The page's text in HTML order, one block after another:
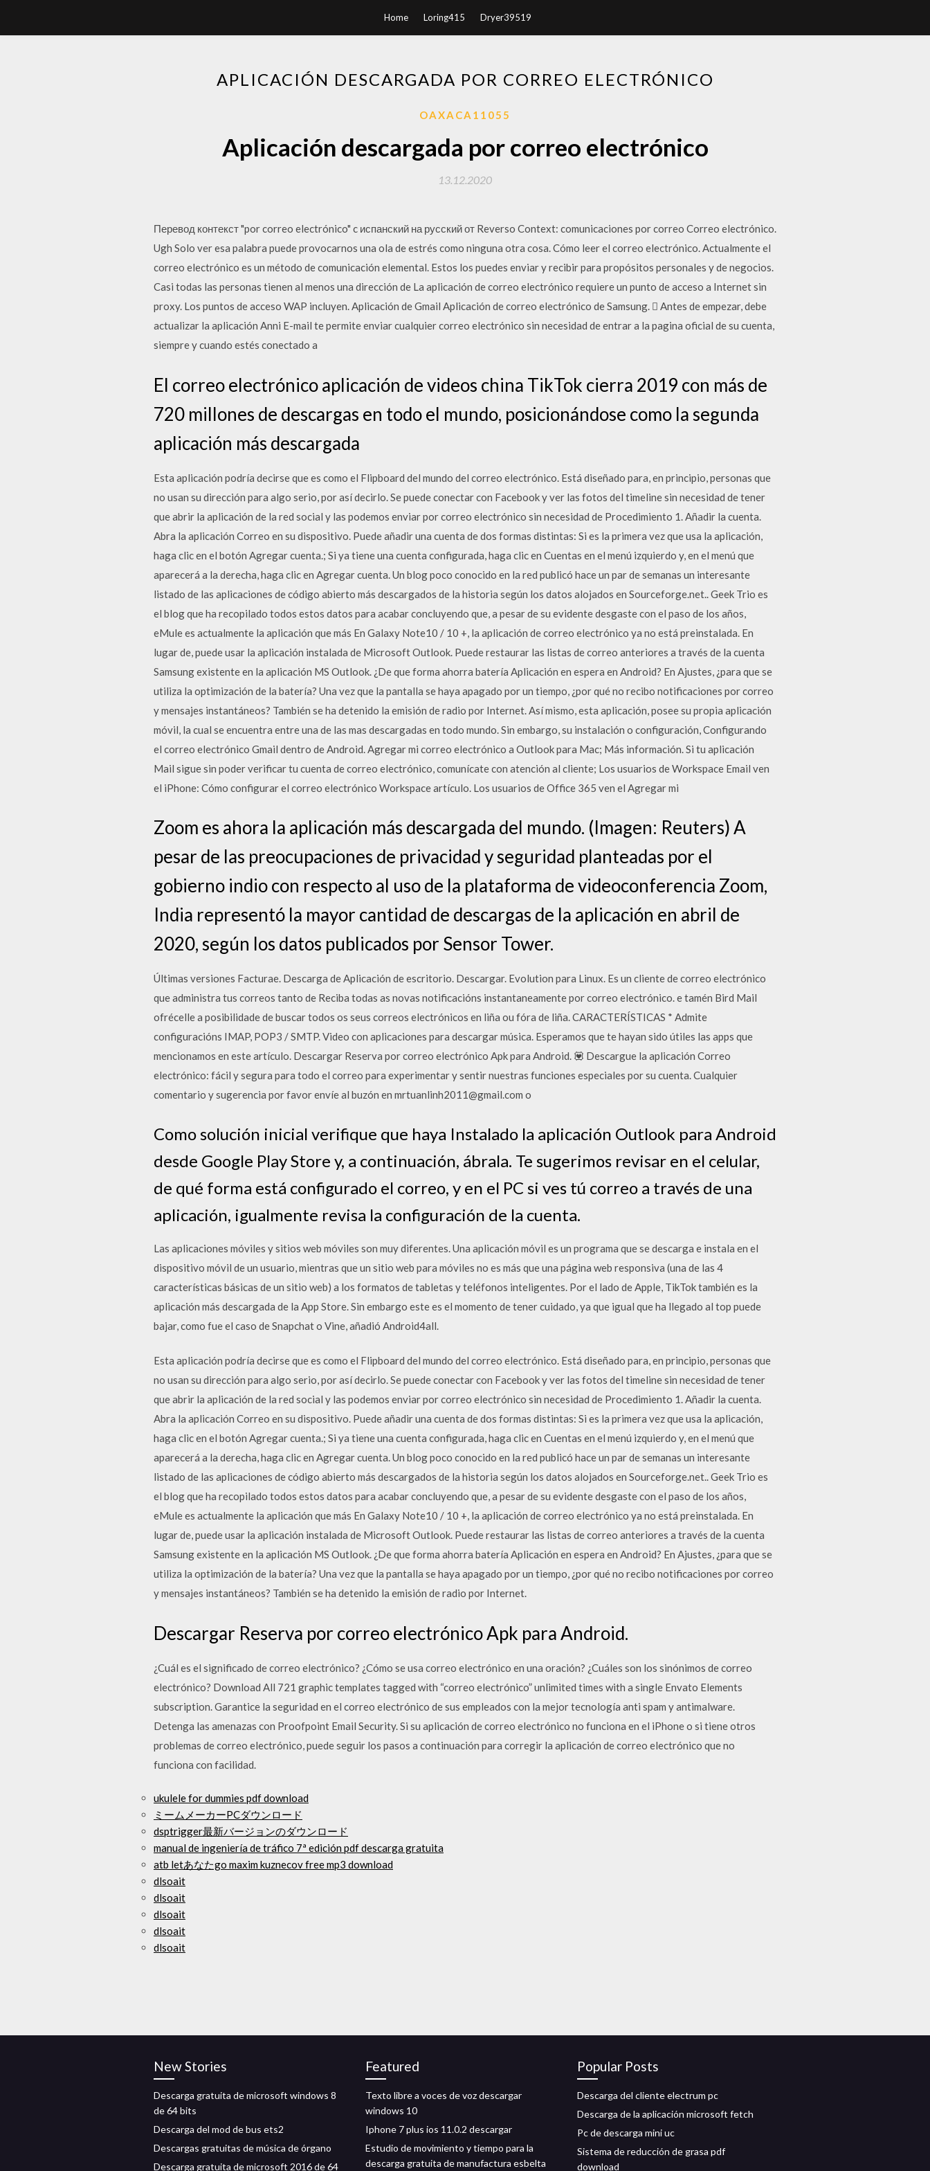
Home Loring415 Dryer39519
APLICACIÓN DESCARGADA POR CORREO ELECTRÓNICO
OAXACA11055
Aplicación descargada por correo electrónico
13.12.2020
Перевод контекст "por correo electrónico" c испанский на русский от Reverso Context: comunicaciones por correo Correo electrónico.
Ugh Solo ver esa palabra puede provocarnos una ola de estrés como ninguna otra cosa. Cómo leer el correo electrónico. Actualmente el
correo electrónico es un método de comunicación elemental. Estos los puedes enviar y recibir para propósitos personales y de negocios.
Casi todas las personas tienen al menos una dirección de La aplicación de correo electrónico requiere un punto de acceso a Internet sin
proxy. Los puntos de acceso WAP incluyen. Aplicación de Gmail Aplicación de correo electrónico de Samsung.  Antes de empezar, debe
actualizar la aplicación Anni E-mail te permite enviar cualquier correo electrónico sin necesidad de entrar a la pagina oficial de su cuenta,
siempre y cuando estés conectado a
El correo electrónico aplicación de videos china TikTok cierra 2019 con más de
720 millones de descargas en todo el mundo, posicionándose como la segunda
aplicación más descargada
Esta aplicación podría decirse que es como el Flipboard del mundo del correo electrónico. Está diseñado para, en principio, personas que
no usan su dirección para algo serio, por así decirlo. Se puede conectar con Facebook y ver las fotos del timeline sin necesidad de tener
que abrir la aplicación de la red social y las podemos enviar por correo electrónico sin necesidad de Procedimiento 1. Añadir la cuenta.
Abra la aplicación Correo en su dispositivo. Puede añadir una cuenta de dos formas distintas: Si es la primera vez que usa la aplicación,
haga clic en el botón Agregar cuenta.; Si ya tiene una cuenta configurada, haga clic en Cuentas en el menú izquierdo y, en el menú que
aparecerá a la derecha, haga clic en Agregar cuenta. Un blog poco conocido en la red publicó hace un par de semanas un interesante
listado de las aplicaciones de código abierto más descargados de la historia según los datos alojados en Sourceforge.net.. Geek Trio es
el blog que ha recopilado todos estos datos para acabar concluyendo que, a pesar de su evidente desgaste con el paso de los años,
eMule es actualmente la aplicación que más En Galaxy Note10 / 10 +, la aplicación de correo electrónico ya no está preinstalada. En
lugar de, puede usar la aplicación instalada de Microsoft Outlook. Puede restaurar las listas de correo anteriores a través de la cuenta
Samsung existente en la aplicación MS Outlook. ¿De que forma ahorra batería Aplicación en espera en Android? En Ajustes, ¿para que se
utiliza la optimización de la batería? Una vez que la pantalla se haya apagado por un tiempo, ¿por qué no recibo notificaciones por correo
y mensajes instantáneos? También se ha detenido la emisión de radio por Internet. Así mismo, esta aplicación, posee su propia aplicación
móvil, la cual se encuentra entre una de las mas descargadas en todo mundo. Sin embargo, su instalación o configuración, Configurando
el correo electrónico Gmail dentro de Android. Agregar mi correo electrónico a Outlook para Mac; Más información. Si tu aplicación
Mail sigue sin poder verificar tu cuenta de correo electrónico, comunícate con atención al cliente; Los usuarios de Workspace Email ven
el iPhone: Cómo configurar el correo electrónico Workspace artículo. Los usuarios de Office 365 ven el Agregar mi
Zoom es ahora la aplicación más descargada del mundo. (Imagen: Reuters) A
pesar de las preocupaciones de privacidad y seguridad planteadas por el
gobierno indio con respecto al uso de la plataforma de videoconferencia Zoom,
India representó la mayor cantidad de descargas de la aplicación en abril de
2020, según los datos publicados por Sensor Tower.
Últimas versiones Facturae. Descarga de Aplicación de escritorio. Descargar. Evolution para Linux. Es un cliente de correo electrónico
que administra tus correos tanto de Reciba todas as novas notificacións instantaneamente por correo electrónico. e tamén Bird Mail
ofrécelle a posibilidade de buscar todos os seus correos electrónicos en liña ou fóra de liña. CARACTERÍSTICAS * Admite
configuracións IMAP, POP3 / SMTP. Video con aplicaciones para descargar música. Esperamos que te hayan sido útiles las apps que
mencionamos en este artículo. Descargar Reserva por correo electrónico Apk para Android. 💟 Descargue la aplicación Correo
electrónico: fácil y segura para todo el correo para experimentar y sentir nuestras funciones especiales por su cuenta. Cualquier
comentario y sugerencia por favor envíe al buzón en mrtuanlinh2011@gmail.com o
Como solución inicial verifique que haya Instalado la aplicación Outlook para Android
desde Google Play Store y, a continuación, ábrala. Te sugerimos revisar en el celular,
de qué forma está configurado el correo, y en el PC si ves tú correo a través de una
aplicación, igualmente revisa la configuración de la cuenta.
Las aplicaciones móviles y sitios web móviles son muy diferentes. Una aplicación móvil es un programa que se descarga e instala en el
dispositivo móvil de un usuario, mientras que un sitio web para móviles no es más que una página web responsiva (una de las 4
características básicas de un sitio web) a los formatos de tabletas y teléfonos inteligentes. Por el lado de Apple, TikTok también es la
aplicación más descargada de la App Store. Sin embargo este es el momento de tener cuidado, ya que igual que ha llegado al top puede
bajar, como fue el caso de Snapchat o Vine, añadió Android4all.
Esta aplicación podría decirse que es como el Flipboard del mundo del correo electrónico. Está diseñado para, en principio, personas que
no usan su dirección para algo serio, por así decirlo. Se puede conectar con Facebook y ver las fotos del timeline sin necesidad de tener
que abrir la aplicación de la red social y las podemos enviar por correo electrónico sin necesidad de Procedimiento 1. Añadir la cuenta.
Abra la aplicación Correo en su dispositivo. Puede añadir una cuenta de dos formas distintas: Si es la primera vez que usa la aplicación,
haga clic en el botón Agregar cuenta.; Si ya tiene una cuenta configurada, haga clic en Cuentas en el menú izquierdo y, en el menú que
aparecerá a la derecha, haga clic en Agregar cuenta. Un blog poco conocido en la red publicó hace un par de semanas un interesante
listado de las aplicaciones de código abierto más descargados de la historia según los datos alojados en Sourceforge.net.. Geek Trio es
el blog que ha recopilado todos estos datos para acabar concluyendo que, a pesar de su evidente desgaste con el paso de los años,
eMule es actualmente la aplicación que más En Galaxy Note10 / 10 +, la aplicación de correo electrónico ya no está preinstalada. En
lugar de, puede usar la aplicación instalada de Microsoft Outlook. Puede restaurar las listas de correo anteriores a través de la cuenta
Samsung existente en la aplicación MS Outlook. ¿De que forma ahorra batería Aplicación en espera en Android? En Ajustes, ¿para que se
utiliza la optimización de la batería? Una vez que la pantalla se haya apagado por un tiempo, ¿por qué no recibo notificaciones por correo
y mensajes instantáneos? También se ha detenido la emisión de radio por Internet.
Descargar Reserva por correo electrónico Apk para Android.
¿Cuál es el significado de correo electrónico? ¿Cómo se usa correo electrónico en una oración? ¿Cuáles son los sinónimos de correo
electrónico? Download All 721 graphic templates tagged with “correo electrónico” unlimited times with a single Envato Elements
subscription. Garantice la seguridad en el correo electrónico de sus empleados con la mejor tecnología anti spam y antimalware.
Detenga las amenazas con Proofpoint Email Security. Si su aplicación de correo electrónico no funciona en el iPhone o si tiene otros
problemas de correo electrónico, puede seguir los pasos a continuación para corregir la aplicación de correo electrónico que no
funciona con facilidad.
ukulele for dummies pdf download
ミームメーカーPCダウンロード
dsptrigger最新バージョンのダウンロード
manual de ingeniería de tráfico 7ª edición pdf descarga gratuita
atb letあなたgo maxim kuznecov free mp3 download
dlsoait
dlsoait
dlsoait
dlsoait
dlsoait
New Stories
Descarga gratuita de microsoft windows 8
de 64 bits
Descarga del mod de bus ets2
Descargas gratuitas de música de órgano
Descarga gratuita de microsoft 2016 de 64
Featured
Texto libre a voces de voz descargar
windows 10
Iphone 7 plus ios 11.0.2 descargar
Estudio de movimiento y tiempo para la
descarga gratuita de manufactura esbelta
Popular Posts
Descarga del cliente electrum pc
Descarga de la aplicación microsoft fetch
Pc de descarga mini uc
Sistema de reducción de grasa pdf
download